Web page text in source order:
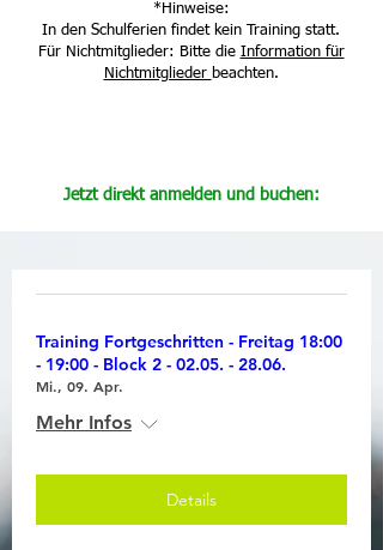
*Hinweise:
In den Schulferien findet kein Training statt.
Für Nichtmitglieder: Bitte die Information für
Nichtmitglieder beachten.
Jetzt direkt anmelden und buchen:
Training Fortgeschritten - Freitag 18:00
- 19:00 - Block 2 - 02.05. - 28.06.
Mi., 09. Apr.
Mehr Infos
Details